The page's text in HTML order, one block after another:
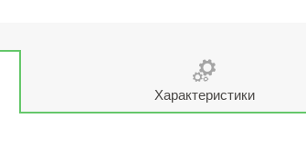
Характеристики